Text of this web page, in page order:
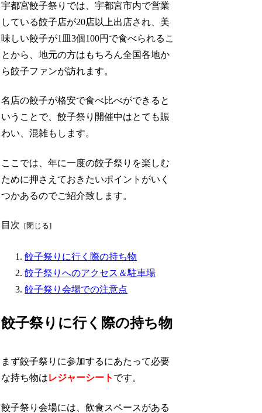
宇都宮餃子祭りでは、宇都宮市内で営業
している餃子店が20店以上出店され、美
味しい餃子が1皿3個100円で食べられるこ
とから、地元の方はもちろん全国各地か
ら餃子ファンが訪れます。
名店の餃子が格安で食べ比べができると
いうことで、餃子祭り開催中はとても賑
わい、混雑もします。
ここでは、年に一度の餃子祭りを楽しむ
ために押さえておきたいポイントがいく
つかあるのでご紹介致します。
目次
餃子祭りに行く際の持ち物
餃子祭りへのアクセス＆駐車場
餃子祭り会場での注意点
餃子祭りに行く際の持ち物
まず餃子祭りに参加するにあたって必要
な持ち物はレジャーシート です。
餃子祭り会場には、飲食スペースがある